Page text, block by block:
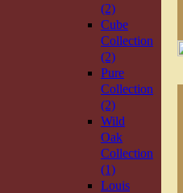
(2)
Cube
Collection
(2)
Pure
Collection
(2)
Wild
Oak
Collection
(1)
Louis